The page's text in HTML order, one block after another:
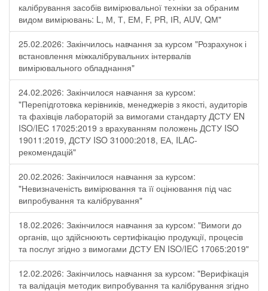
калібрування засобів вимірювальної техніки за обраним
видом вимірювань: L, М, Т, ЕМ, F, РR, ІR, АUV, QМ"
25.02.2026: Закінчилось навчання за курсом "Розрахунок і
встановлення міжкалібрувальних інтервалів
вимірювального обладнання"
24.02.2026: Закінчилося навчання за курсом:
"Перепідготовка керівників, менеджерів з якості, аудиторів
та фахівців лабораторій за вимогами стандарту ДСТУ EN
ISO/IEC 17025:2019 з врахуванням положень ДСТУ ISO
19011:2019, ДСТУ ISO 31000:2018, ЕА, ILAC-
рекомендацій"
20.02.2026: Закінчилося навчання за курсом:
"Невизначеність вимірювання та її оцінювання під час
випробування та калібрування"
18.02.2026: Закінчилося навчання за курсом: "Вимоги до
органів, що здійснюють сертифікацію продукції, процесів
та послуг згідно з вимогами ДСТУ EN ISO/IEC 17065:2019"
12.02.2026: Закінчилось навчання за курсом: "Верифікація
та валідація методик випробування та калібрування згідно